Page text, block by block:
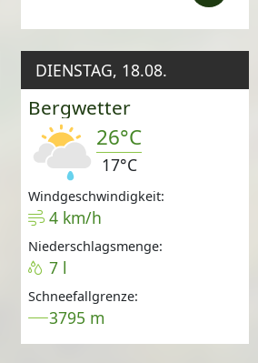
DIENSTAG, 18.08.
Bergwetter
26°C
17°C
Windgeschwindigkeit:
4 km/h
Niederschlagsmenge:
7 l
Schneefallgrenze:
3795 m